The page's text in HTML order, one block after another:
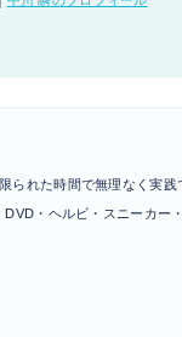
られた時間で無理なく実
・ヘルビ・スニーカー